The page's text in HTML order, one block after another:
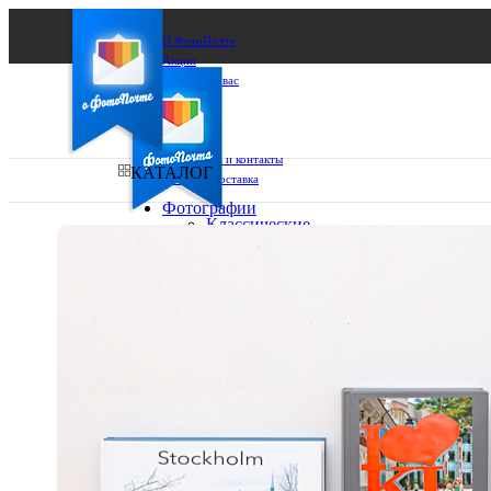
О ФотоПочте
Акции
Сделаем за вас
Бизнесу
FAQ
Франшиза
Поддержка и контакты
Оплата и доставка
КАТАЛОГ
Фотографии
Классические
А4
Фото